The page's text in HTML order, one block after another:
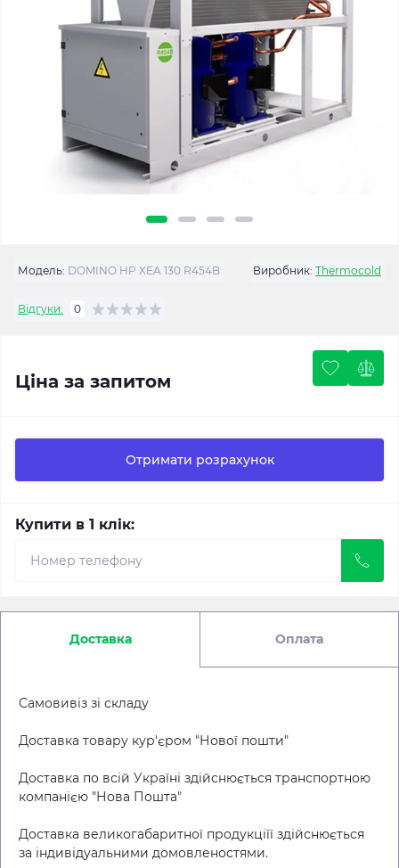
Модель: DOMINO HP XEA 130 R454B Виробник: Thermocold
Відгуки: 0
Ціна за запитом
Отримати розрахунок
Купити в 1 клік:
Доставка Оплата
Самовивіз зі складу
Доставка товару кур'єром "Нової пошти"
Доставка по всій Україні здійснюється транспортною
компанією "Нова Пошта"
Доставка великогабаритної продукціїї здійснюється
за індивідуальними домовленостями.